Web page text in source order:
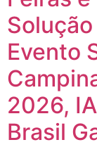
Evento
2026,
Brasil